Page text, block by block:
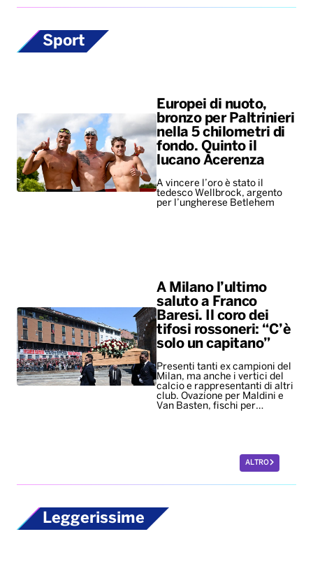
Sport
Europei di nuoto,
bronzo per Paltrinieri
nella 5 chilometri di
fondo. Quinto il
lucano Acerenza
A vincere l’oro è stato il
tedesco Wellbrock, argento
per l’ungherese Betlehem
A Milano l’ultimo
saluto a Franco
Baresi. Il coro dei
tifosi rossoneri: “C’è
solo un capitano”
Presenti tanti ex campioni del
Milan, ma anche i vertici del
calcio e rappresentanti di altri
club. Ovazione per Maldini e
Van Basten, fischi per…
ALTRO
Leggerissime